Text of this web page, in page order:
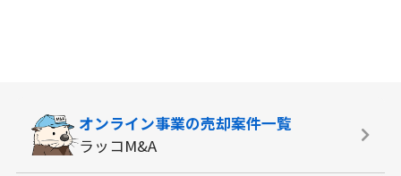
オンライン事業の売却案件一覧
ラッコM&A